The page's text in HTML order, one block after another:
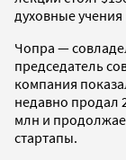
духовные учения
Чопра —
председатель
компания
недавно продал
млн и
стартапы.